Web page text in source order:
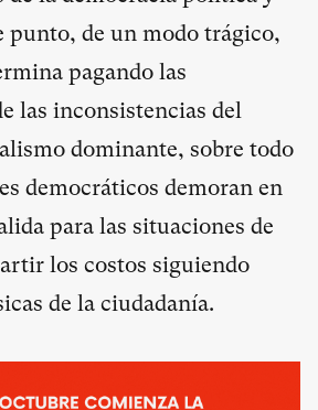
punto, de un modo trágico,
pagando las
las inconsistencias del
dominante, sobre todo
democráticos demoran en
para las situaciones de
los costos siguiendo
de la ciudadanía.